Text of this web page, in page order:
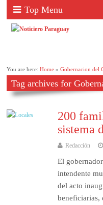
Top Menu
You are here:Home »Gobernacion del
Tag archives for
200
sistema
Redacción
El
intendente
del acto
beneficiarias,